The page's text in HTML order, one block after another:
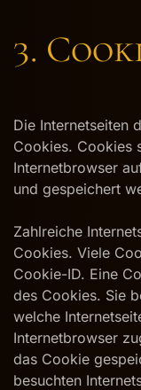
3.
Die Internetseiten
Cookies. Cookies
Internetbrowser
und gespeichert
Zahlreiche
Cookies. Viele
Cookie-ID. Eine
des Cookies. Sie
welche
Internetbrowser
das Cookie
besuchten